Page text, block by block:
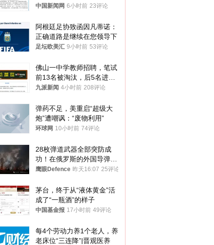
中国新闻网 6小时前 23评论
阿根廷足协致函因凡蒂诺：
正确道路是继续在您领导下
足坛欧美汇 9小时前 53评论
佛山一中学教师招聘，笔试
前13名被淘汰，后5名进体
检，被疑萝卜岗，官方通
九派新闻 4小时前 208评论
弹药不足，美重启“超级大
炮”遭嘲讽：“废物利用”
环球网 10小时前 74评论
28枚弹道武器全部突防成
功！在俄罗斯的外国导弹发
射车都是合法打击目标
鹰眼Defence 昨天16:07 25评论
茅台，终于从“液体黄金”活
成了“一瓶酒”的样子
中国基金报 17小时前 49评论
每4个劳动力养1个老人，养
老床位“三连降”|晋观医养